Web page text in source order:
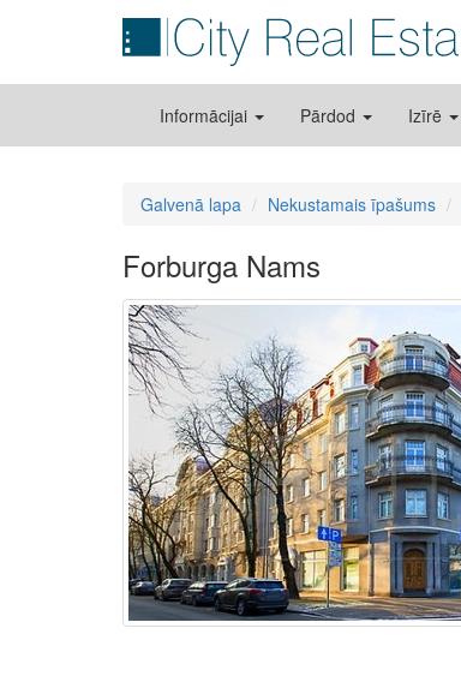
Informācijai Pārdod Izīrē
Galvenā lapa Nekustamais īpašums
Forburga Nams